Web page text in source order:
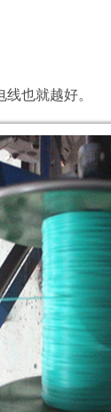
也就越好。